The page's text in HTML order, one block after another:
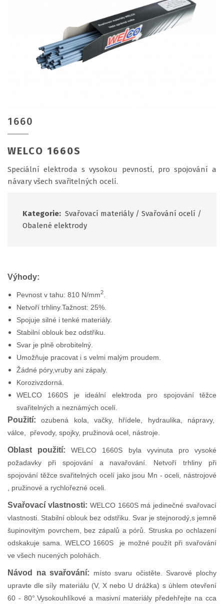
1660
WELCO 1660S
Speciální elektroda s vysokou pevností, pro spojování a
návary všech svařitelných ocelí.
Kategorie: Svařovací materiály / Svařování ocelí /
Obalené elektrody
Výhody:
Pevnost v tahu: 810 N/mm2
Netvoří trhliny.Tažnost: 25%.
Spojuje silné i tenké materiály.
Stabilní oblouk bez odstřiku.
Svar je plně obrobitelný.
Umožňuje pracovat i s velmi malým proudem.
Žádné póry,vruby ani zápaly.
Korozivzdorná.
WELCO 1660S je ideální elektroda pro spojování těžce
svařitelných a neznámých ocelí.
Použití: ozubená kola, vačky, hřídele, hydraulika, nápravy,
válce, převody, spojky, pružinová ocel, nástroje.
Oblast použití: WELCO 1660S byla vyvinuta pro vysoké
požadavky při spojování a navařování. Netvoří trhliny při
spojování těžce svařitelných ocelí jako jsou Mn - oceli, nástrojové
, pružinové a rychlořezné oceli.
Svařovací vlastnosti: WELCO 1660S má jedinečné svařovací
vlastnosti. Stabilní oblouk bez odstřiku. Svar je stejnorodý,s jemně
šupinovitým povrchem, bez zápalů a pórů. Struska po ochlazení
odskakuje sama. WELCO 1660S je možné použít při svařování
ve všech nucených polohách.
Návod na svařování:
místo svaru očistěte. Svarové plochy
upravte dle síly materiálu (V, X nebo U drážka) s úhlem otevření
60 - 80°.Vysokouhlíkové a masivní materiály předehřejte na cca